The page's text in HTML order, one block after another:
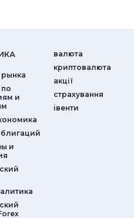
и
и
валюта
криптовалюта
акції
страхування
iвенти